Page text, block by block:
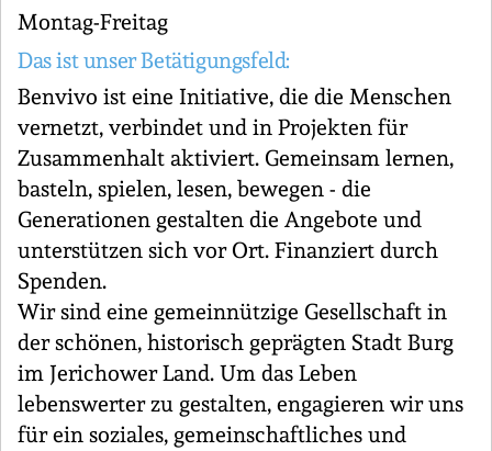
Montag-Freitag
Das ist unser Betätigungsfeld:
Benvivo ist eine Initiative, die die Menschen
vernetzt, verbindet und in Projekten für
Zusammenhalt aktiviert. Gemeinsam lernen,
basteln, spielen, lesen, bewegen - die
Generationen gestalten die Angebote und
unterstützen sich vor Ort. Finanziert durch
Spenden.
Wir sind eine gemeinnützige Gesellschaft in
der schönen, historisch geprägten Stadt Burg
im Jerichower Land. Um das Leben
lebenswerter zu gestalten, engagieren wir uns
für ein soziales, gemeinschaftliches und